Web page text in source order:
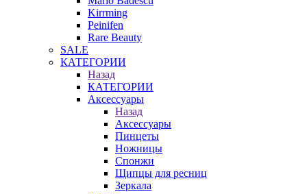
Kirrming
Peinifen
Rare Beauty
SALE
КАТЕГОРИИ
Назад
КАТЕГОРИИ
Аксессуары
Назад
Аксессуары
Пинцеты
Ножницы
Спонжи
Щипцы для ресниц
Зеркала